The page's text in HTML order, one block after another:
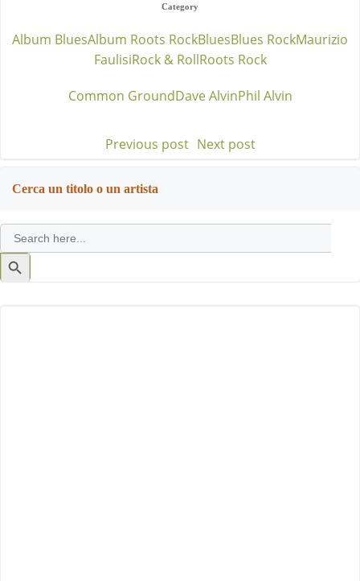
Category
Album BluesAlbum Roots RockBluesBlues RockMaurizio
FaulisiRock & RollRoots Rock
Common GroundDave AlvinPhil Alvin
Post
navigation
Previous post Post
Next post
Cerca un titolo o un artista
Search
for:
Search
Button